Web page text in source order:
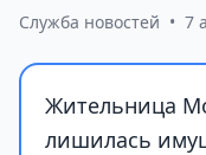
Служба новостей • 7
Жительница
лишилась